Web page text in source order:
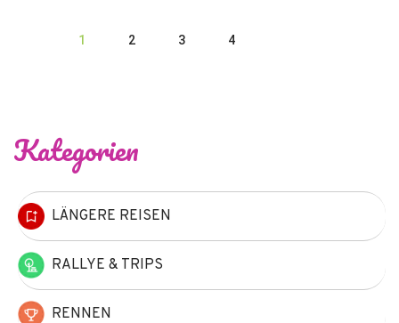
1 2 3 4
Kategorien
LÄNGERE REISEN
RALLYE & TRIPS
RENNEN